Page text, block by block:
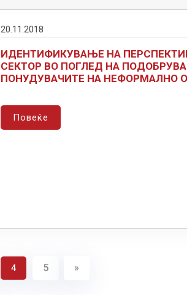
20.11.2018
ИДЕНТИФИКУВАЊЕ НА
СЕКТОР ВО ПОГЛЕД НА
ПОНУДУВАЧИТЕ НА НЕФОРМАЛНО
Повеќе
4 5 »